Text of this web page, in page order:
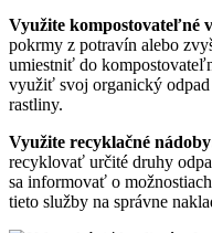
Využite kompostovateľné
pokrmy z potravín alebo
umiestniť do
využiť svoj organický
rastliny.
Využite recyklačné
recyklovať určité druhy
sa informovať o
tieto služby na správne